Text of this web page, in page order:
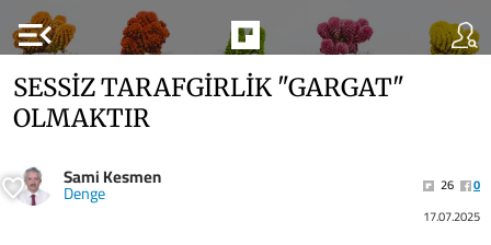
menu_open
SESSİZ TARAFGİRLİK "GARGAT"
OLMAKTIR
Sami Kesmen
Denge 26
0
17.07.2025